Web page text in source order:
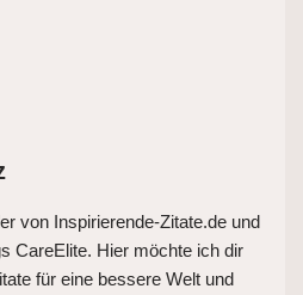
von Inspirierende-Zitate.de und
CareElite. Hier möchte ich dir
für eine bessere Welt und